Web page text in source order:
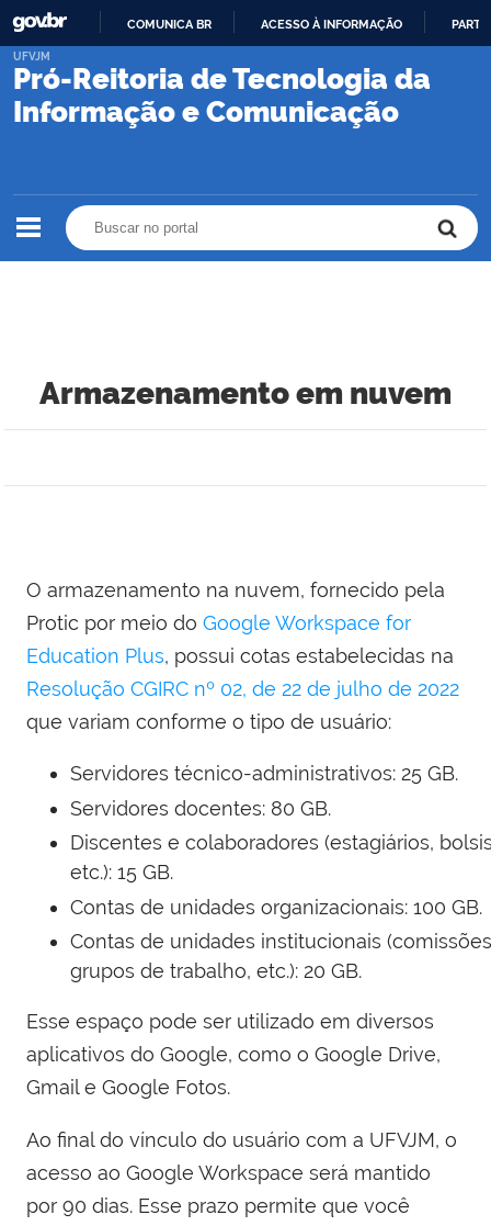
PARA
CONTEÚDO
COMUNICA BR ACESSO À INFORMAÇÃO
Pró-Reitoria de Tecnologia da
Informação e Comunicação
UFVJM
Armazenamento em nuvem
O armazenamento na nuvem, fornecido pela
Protic por meio do Google Workspace for
Education Plus, possui cotas estabelecidas na
Resolução CGIRC nº 02, de 22 de julho de 2022
que variam conforme o tipo de usuário:
Servidores técnico-administrativos: 25 GB.
Servidores docentes: 80 GB.
Discentes e colaboradores (estagiários,
etc.): 15 GB.
Contas de unidades organizacionais: 100 GB.
Contas de unidades institucionais
grupos de trabalho, etc.): 20 GB.
Esse espaço pode ser utilizado em diversos
aplicativos do Google, como o Google Drive,
Gmail e Google Fotos.
Ao final do vínculo do usuário com a UFVJM, o
acesso ao Google Workspace será mantido
por 90 dias. Esse prazo permite que você